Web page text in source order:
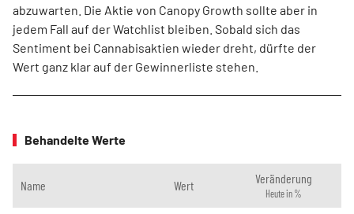
abzuwarten. Die Aktie von Canopy Growth sollte aber in
jedem Fall auf der Watchlist bleiben. Sobald sich das
Sentiment bei Cannabisaktien wieder dreht, dürfte der
Wert ganz klar auf der Gewinnerliste stehen.
Behandelte Werte
Name Wert Veränderung
Heute in %